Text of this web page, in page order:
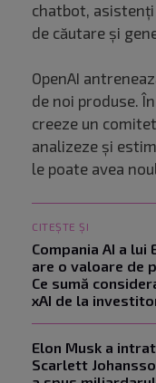
chatbot,
de căutare și
OpenAI
de noi produse.
creeze un
analizeze și
le poate avea
CITEȘTE ȘI
Compania AI a lui
are o valoare de
Ce sumă
xAI de la
Elon Musk a
Scarlett